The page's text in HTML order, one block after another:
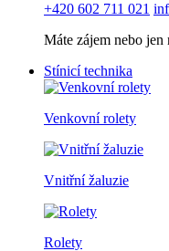
+420 602 711 021
Máte zájem nebo jen
Stínicí technika
Venkovní rolety
Vnitřní žaluzie
Rolety